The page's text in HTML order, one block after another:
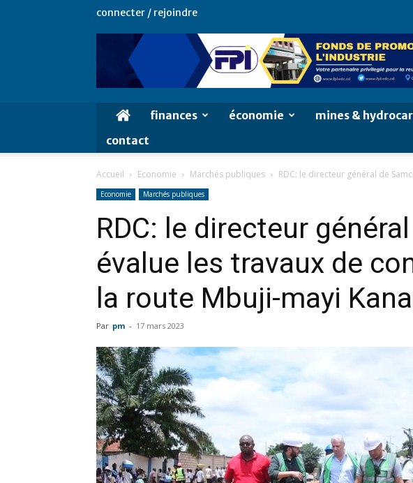
connecter / rejoindre
finances économie mines &
contact
Accueil Economie Marchés publiques RDC: le directeur général de
Economie Marchés publiques
RDC: le directeur
évalue les travaux de
la route Mbuji-mayi
Par pm - 17 mars 2023